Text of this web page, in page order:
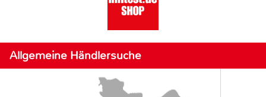
Allgemeine Händlersuche